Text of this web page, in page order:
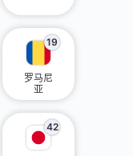
19
罗马尼
亚
42